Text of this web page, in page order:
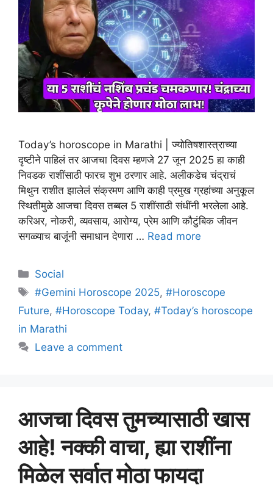
Today’s horoscope in Marathi | ज्योतिषशास्त्राच्या
दृष्टीने पाहिलं तर आजचा दिवस म्हणजे 27 जून 2025 हा काही
निवडक राशींसाठी फारच शुभ ठरणार आहे. अलीकडेच चंद्राचं
मिथुन राशीत झालेलं संक्रमण आणि काही प्रमुख ग्रहांच्या अनुकूल
स्थितीमुळे आजचा दिवस तब्बल 5 राशींसाठी संधींनी भरलेला आहे.
करिअर, नोकरी, व्यवसाय, आरोग्य, प्रेम आणि कौटुंबिक जीवन
सगळ्याच बाजूंनी समाधान देणारा … Read more
Categories
Social
Tags
#Gemini Horoscope 2025,#Horoscope
Future, #Horoscope Today, #Today’s horoscope
in Marathi
Leave a comment
आजचा दिवस तुमच्यासाठी खास
आहे! नक्की वाचा, ह्या राशींना
मिळेल सर्वात मोठा फायदा